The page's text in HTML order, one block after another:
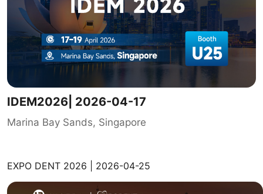
IDEM2026| 2026-04-17
Marina Bay Sands, Singapore
EXPO DENT 2026 | 2026-04-25